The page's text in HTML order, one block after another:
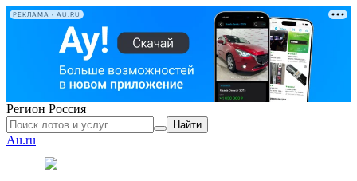
РЕКЛАМА • AU.RU
Регион Россия
Найти
Au.ru